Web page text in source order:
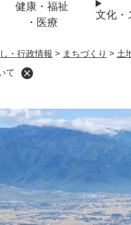
健康・福祉
・医療
文化・
・行政情報 > まちづくり > 土
て